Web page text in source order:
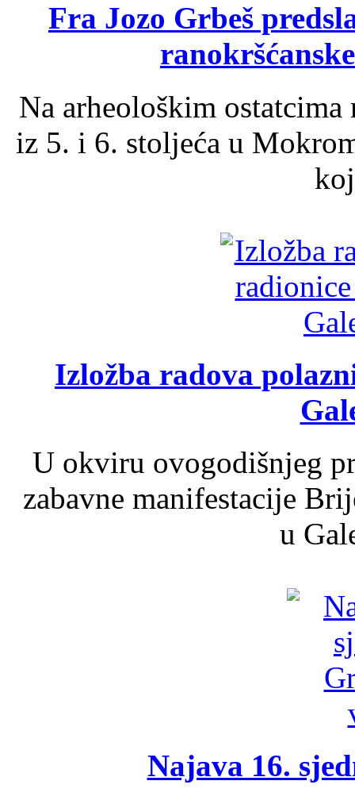
Fra Jozo Grbeš
Na arheološkim
iz 5. i 6. stoljeća u
Izložba radova
U okviru ovogodišnjeg
zabavne manifestacije
u
Najava 16.